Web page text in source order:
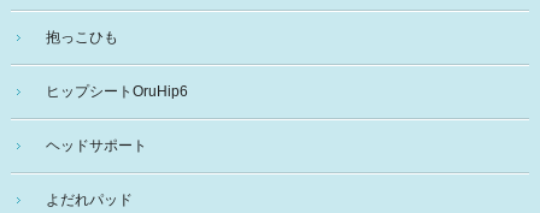
抱っこひも
ヒップシートOruHip6
ヘッドサポート
よだれパッド